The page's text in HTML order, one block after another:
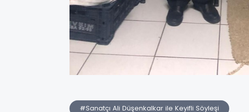
#Sanatçı Ali Düşenkalkar ile Keyifli Söyleşi